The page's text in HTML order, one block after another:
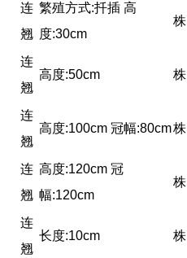
连
翘
繁殖方式:扦插 高
度:30cm
株
连
翘
高度:50cm 株
连
翘
高度:100cm 冠幅:80cm株
连
翘
高度:120cm 冠
幅:120cm
株
连
翘
长度:10cm 株